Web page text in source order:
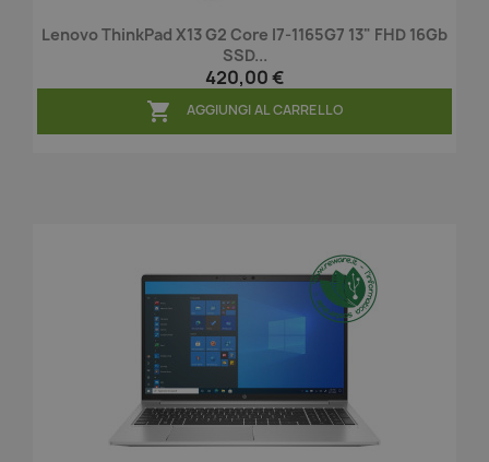
Lenovo ThinkPad X13 G2 Core I7-1165G7 13" FHD 16Gb
SSD...
420,00 €
 AGGIUNGI AL CARRELLO